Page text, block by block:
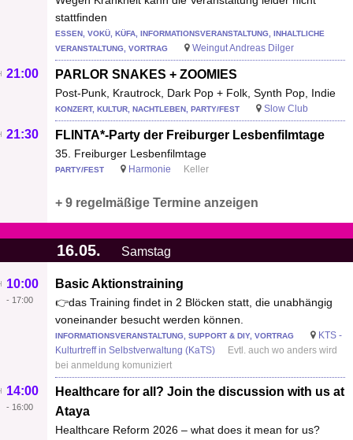
stattfinden
ESSEN, VOKÜ, KÜFA, INFORMATIONSVERANSTALTUNG, INHALTLICHE
VERANSTALTUNG, VORTRAG
Weingut Andreas Dilger
PARLOR SNAKES + ZOOMIES
Post-Punk, Krautrock, Dark Pop + Folk, Synth Pop, Indie
21:00
KONZERT, KULTUR, NACHTLEBEN, PARTY/FEST Slow Club
FLINTA*-Party der Freiburger Lesbenfilmtage
35. Freiburger Lesbenfilmtage
21:30
PARTY/FEST Harmonie Keller
+ 9 regelmäßige Termine anzeigen
16.05. Samstag
Basic Aktionstraining
👉das Training findet in 2 Blöcken statt, die unabhängig
voneinander besucht werden können.
10:00
- 17:00
INFORMATIONSVERANSTALTUNG, SUPPORT & DIY, VORTRAG
KTS -
Kulturtreff in Selbstverwaltung (KaTS)
Evtl. auch wo anders wird
bei anmeldung komuniziert
Healthcare for all? Join the discussion with us at
Ataya
Healthcare Reform 2026 – what does it mean for us?
14:00
- 16:00